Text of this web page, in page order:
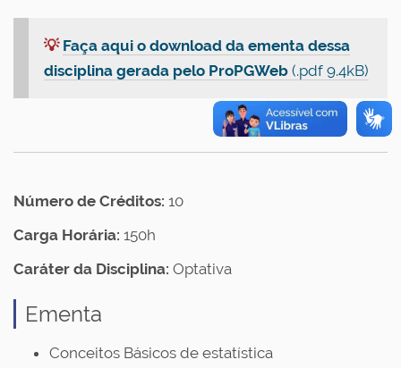
💡 Faça aqui o download da ementa dessa
disciplina gerada pelo ProPGWeb (.pdf 9.4kB)
Número de Créditos: 10
Carga Horária: 150h
Caráter da Disciplina: Optativa
Ementa
Conceitos Básicos de estatística